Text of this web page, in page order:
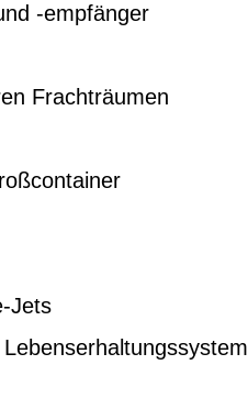
-empfänger
Frachträumen
Jets